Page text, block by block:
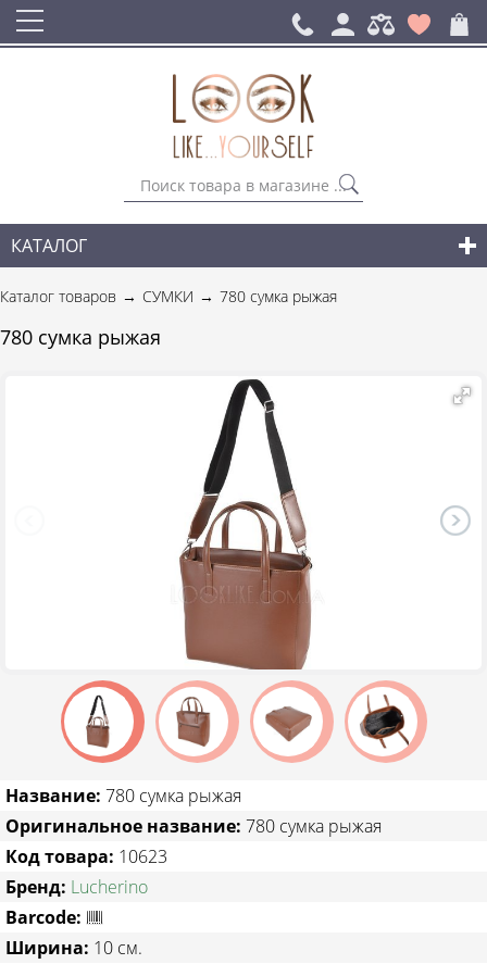
КАТАЛОГ
СУМКИ
ГОРОДСКИЕ РЮКЗАКИ
НОВИНКИ СУМОК И АКСЕССУАРОВ
ТОВАРЫ СО СКИДКОЙ
Каталог товаров СУМКИ 780 сумка рыжая
780 сумка рыжая
Название: 780 сумка рыжая
Оригинальное название: 780 сумка рыжая
Код товара: 10623
Бренд: Lucherino
Barcode:
Ширина: 10 см.